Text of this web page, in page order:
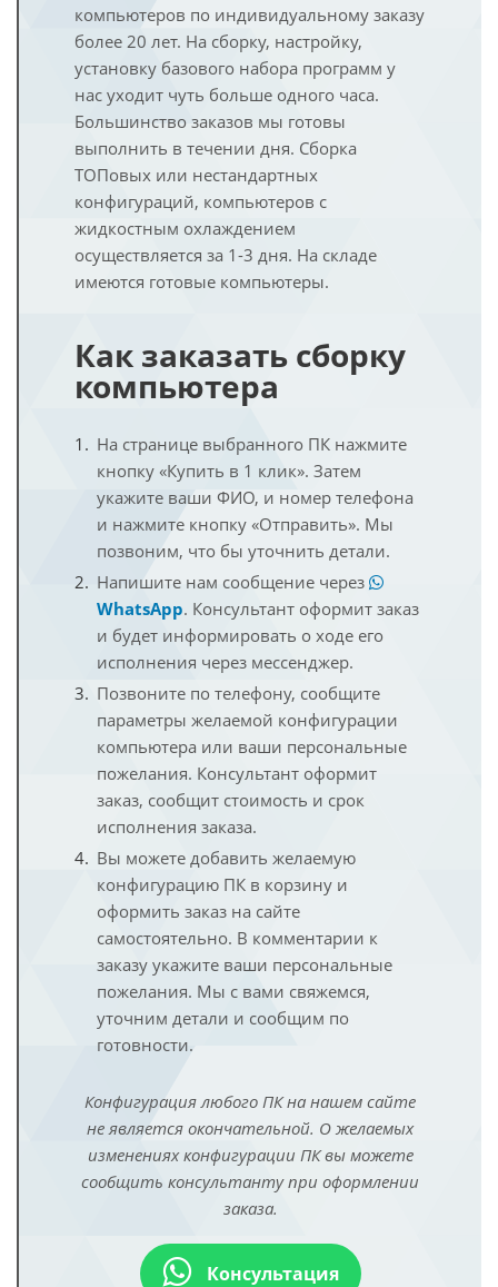
компьютеров по индивидуальному заказу
более 20 лет. На сборку, настройку,
установку базового набора программ у
нас уходит чуть больше одного часа.
Большинство заказов мы готовы
выполнить в течении дня. Сборка
ТОПовых или нестандартных
конфигураций, компьютеров с
жидкостным охлаждением
осуществляется за 1-3 дня. На складе
имеются готовые компьютеры.
Как заказать сборку
компьютера
На странице выбранного ПК нажмите
кнопку «Купить в 1 клик». Затем
укажите ваши ФИО, и номер телефона
и нажмите кнопку «Отправить». Мы
позвоним, что бы уточнить детали.
Напишите нам сообщение через
WhatsApp. Консультант оформит заказ
и будет информировать о ходе его
исполнения через мессенджер.
Позвоните по телефону, сообщите
параметры желаемой конфигурации
компьютера или ваши персональные
пожелания. Консультант оформит
заказ, сообщит стоимость и срок
исполнения заказа.
Вы можете добавить желаемую
конфигурацию ПК в корзину и
оформить заказ на сайте
самостоятельно. В комментарии к
заказу укажите ваши персональные
пожелания. Мы с вами свяжемся,
уточним детали и сообщим по
готовности.
Конфигурация любого ПК на нашем сайте
не является окончательной. О желаемых
изменениях конфигурации ПК вы можете
сообщить консультанту при оформлении
заказа.
Консультация